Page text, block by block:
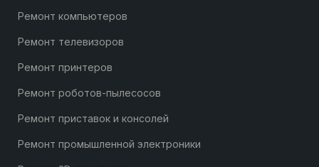
Ремонт компьютеров
Ремонт телевизоров
Ремонт принтеров
Ремонт роботов-пылесосов
Ремонт приставок и консолей
Ремонт промышленной электроники